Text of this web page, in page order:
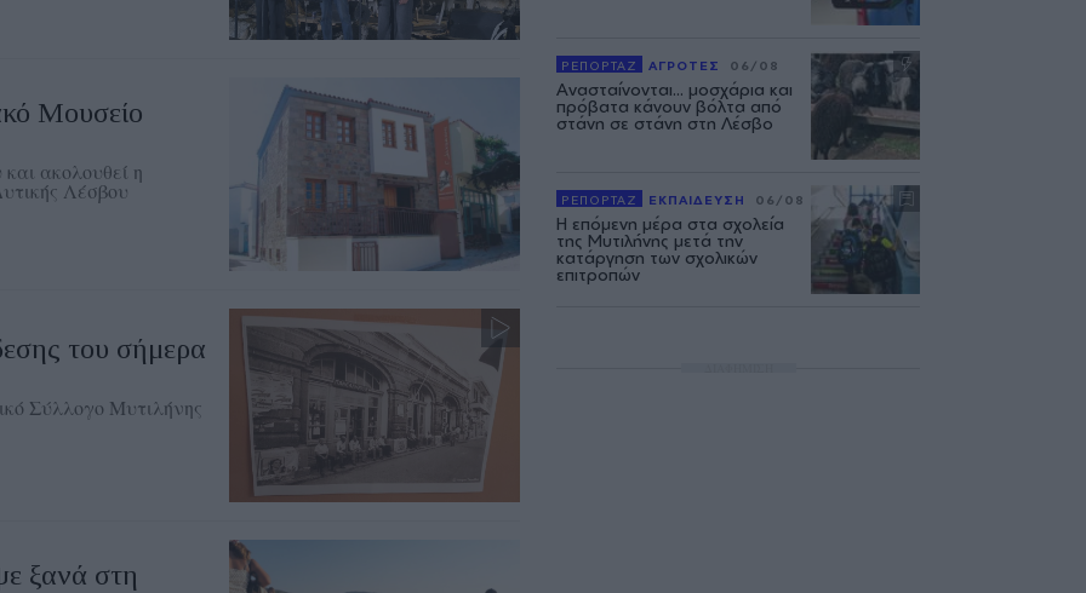
Μουσείο
ακολουθεί η
Λέσβου
του σήμερα
Σύλλογο Μυτιλήνης
ξανά στη
ΡΕΠΟΡΤΑΖ ΑΓΡΟΤΕΣ 06/08
Ανασταίνονται... μοσχάρια και
πρόβατα κάνουν βόλτα από
στάνη σε στάνη στη Λέσβο
ΡΕΠΟΡΤΑΖ ΕΚΠΑΙΔΕΥΣΗ 06/08
Η επόμενη μέρα στα σχολεία
της Μυτιλήνης μετά την
κατάργηση των σχολικών
επιτροπών